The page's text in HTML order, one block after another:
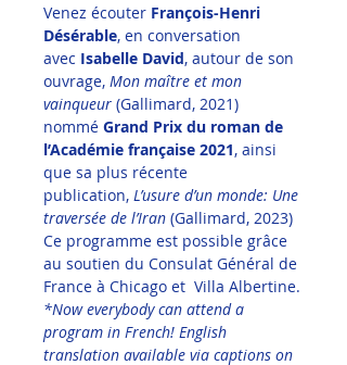
Venez écouter François-Henri
Désérable, en conversation
avec Isabelle David, autour de son
ouvrage, Mon maître et mon
vainqueur (Gallimard, 2021)
nommé Grand Prix du roman de
l’Académie française 2021, ainsi
que sa plus récente
publication, L’usure d’un monde: Une
traversée de l’Iran (Gallimard, 2023)
Ce programme est possible grâce
au soutien du Consulat Général de
France à Chicago et  Villa Albertine.
*Now everybody can attend a
program in French! English
translation available via captions on